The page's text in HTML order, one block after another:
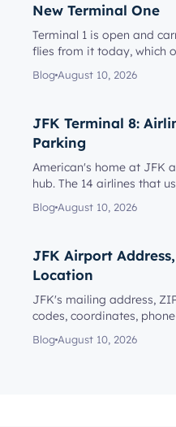
New Terminal One
Terminal 1 is open and
flies from it today, which
have happe...
Blog August 10, 2026
JFK Terminal 8:
Parking
American's home at JFK
hub. The 14 airlines that
and who can...
Blog August 10, 2026
JFK Airport
Location
JFK's mailing address,
codes, coordinates,
in a navigation...
Blog August 10, 2026